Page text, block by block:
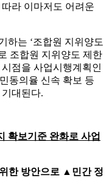
라 이마저도 어려운
하는 ‘조합원 지위양도
조합원 지위양도 제한
점을 사업시행계획인
동의율 신속 확보 등
대된다.
확보기준 완화로 사업
한 방안으로 ▲ 민간 정